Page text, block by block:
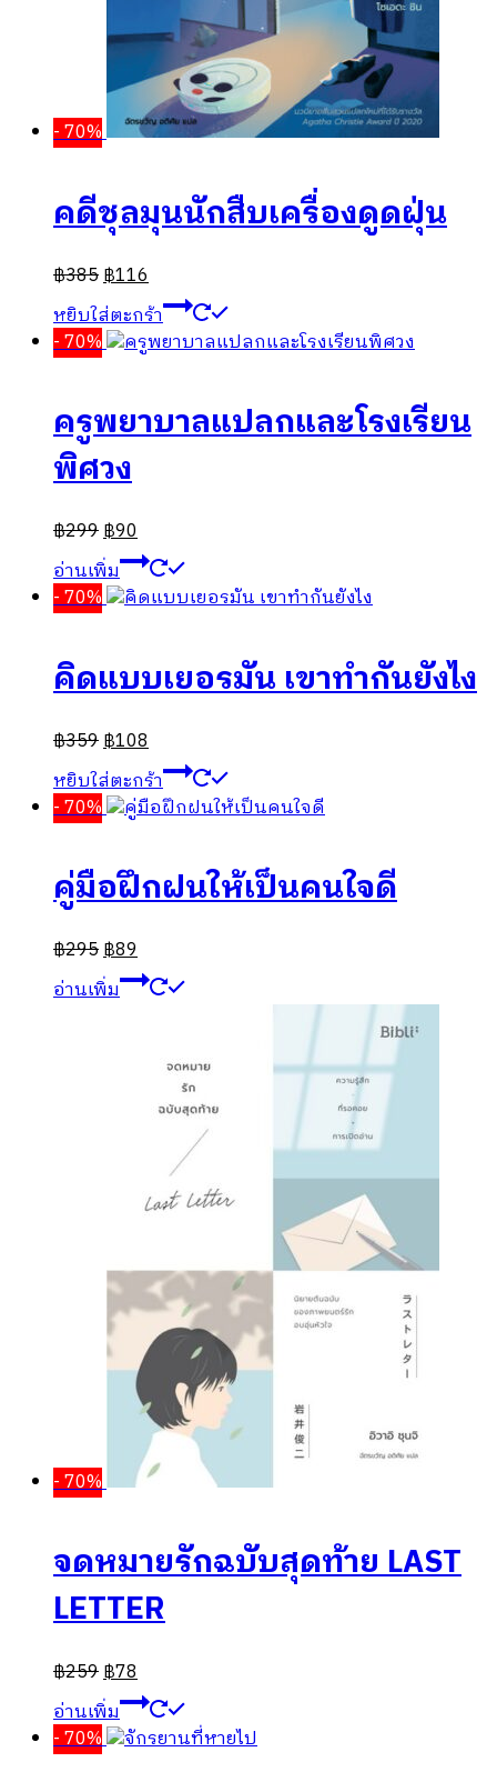
- 70%
คดีชุลมุนนักสืบเครื่องดูดฝุ่น
฿385฿116
หยิบใส่ตะกร้า
- 70%
ครูพยาบาลแปลกและโรงเรียน
พิศวง
฿299฿90
อ่านเพิ่ม
- 70%
คิดแบบเยอรมัน เขาทำกันยังไง
฿359฿108
หยิบใส่ตะกร้า
- 70%
คู่มือฝึกฝนให้เป็นคนใจดี
฿295฿89
อ่านเพิ่ม
- 70%
จดหมายรักฉบับสุดท้าย LAST
LETTER
฿259฿78
อ่านเพิ่ม
- 70%